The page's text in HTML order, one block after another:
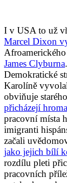
I v USA to už
Marcel Dixon
James Clyburna
Demokratické
Karolíně
obviňuje
přicházejí
pracovní místa
imigranti
začali
jako jejich bílí
rozdílu pleti
pracovních